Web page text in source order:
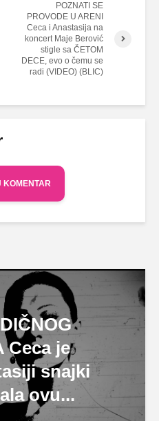
POZNATI SE
PROVODE U ARENI
Ceca i Anastasija na
koncert Maje Berović
stigle sa ČETOM
DECE, evo o čemu se
radi (VIDEO) (BLIC)
KOMENTAR
Ceca je
snajki
ovu...